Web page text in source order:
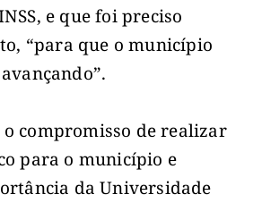
e que foi preciso
“para que o município
compromisso de realizar
para o município e
da Universidade